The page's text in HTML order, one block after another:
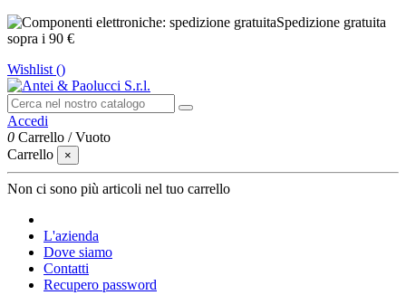
Spedizione gratuita
sopra i 90 €
Wishlist ()
Accedi
0 Carrello /Vuoto
Carrello
×
Non ci sono più articoli nel tuo carrello
L'azienda
Dove siamo
Contatti
Recupero password